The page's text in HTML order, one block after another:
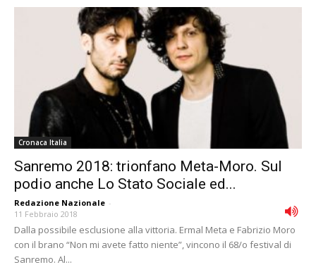
Cronaca Italia
Sanremo 2018: trionfano Meta-Moro. Sul
podio anche Lo Stato Sociale ed...
Redazione Nazionale -
11 Febbraio 2018
Dalla possibile esclusione alla vittoria. Ermal Meta e Fabrizio Moro
con il brano “Non mi avete fatto niente”, vincono il 68/o festival di
Sanremo. Al...